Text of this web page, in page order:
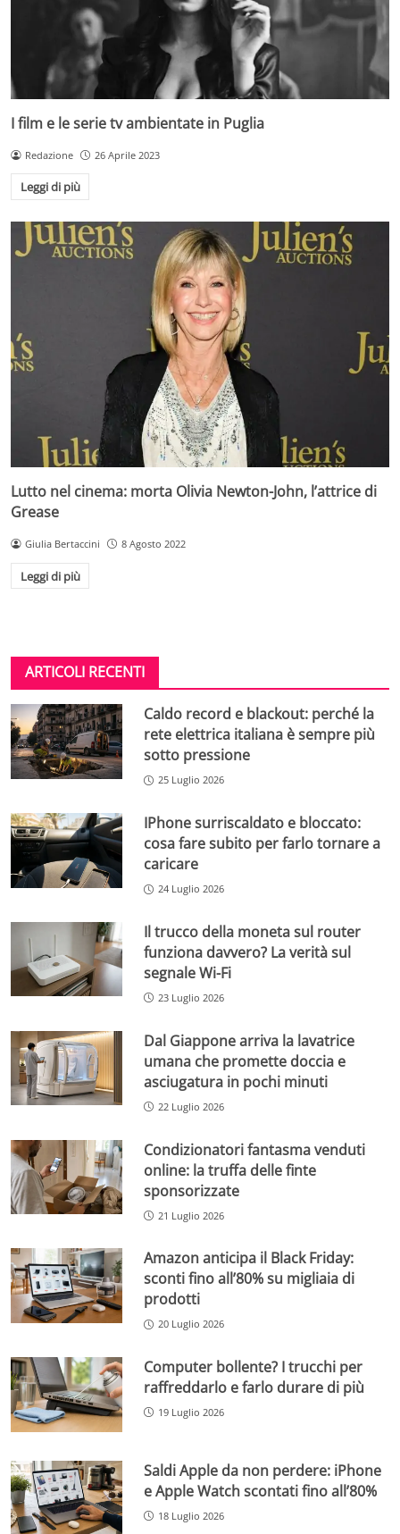
I film e le serie tv ambientate in Puglia
Redazione 26 Aprile 2023
Leggi di più
Lutto nel cinema: morta Olivia Newton-John, l’attrice di
Grease
Giulia Bertaccini 8 Agosto 2022
Leggi di più
ARTICOLI RECENTI
Caldo record e blackout: perché la
rete elettrica italiana è sempre più
sotto pressione
25 Luglio 2026
IPhone surriscaldato e bloccato:
cosa fare subito per farlo tornare a
caricare
24 Luglio 2026
Il trucco della moneta sul router
funziona davvero? La verità sul
segnale Wi-Fi
23 Luglio 2026
Dal Giappone arriva la lavatrice
umana che promette doccia e
asciugatura in pochi minuti
22 Luglio 2026
Condizionatori fantasma venduti
online: la truffa delle finte
sponsorizzate
21 Luglio 2026
Amazon anticipa il Black Friday:
sconti fino all’80% su migliaia di
prodotti
20 Luglio 2026
Computer bollente? I trucchi per
raffreddarlo e farlo durare di più
19 Luglio 2026
Saldi Apple da non perdere: iPhone
e Apple Watch scontati fino all’80%
18 Luglio 2026